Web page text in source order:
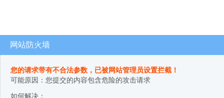
网站防火墙
您的请求带有不合法参数，已被网站管理员设置拦截！
可能原因：您提交的内容包含危险的攻击请求
如何解决：